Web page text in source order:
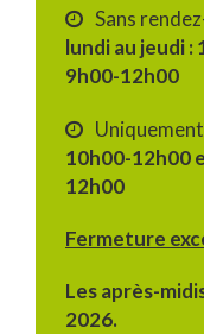
Sans
lundi au jeudi
9h00-12h00
10h00-12h00
12h00
Fermeture
Les après-
2026.